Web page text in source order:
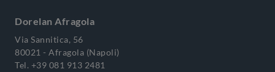
Dorelan Afragola
Via Sannitica, 56
80021 - Afragola (Napoli)
Tel. +39 081 913 2481